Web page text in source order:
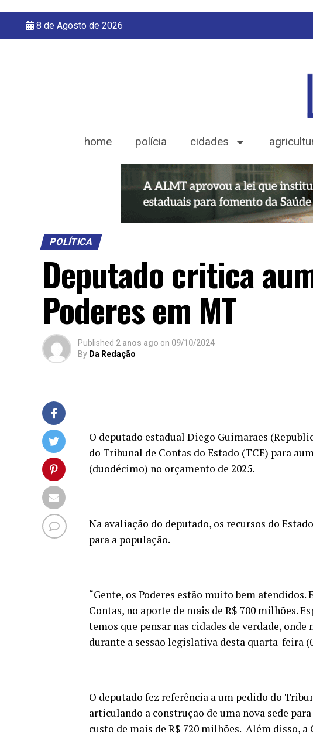
8 de Agosto de 2026
home polícia cidades
POLÍTICA
Deputado critica
Poderes em MT
Published 2 anos ago on 09/10/2024
By Da Redação
O deputado estadual Diego Guimarães
do Tribunal de Contas do Estado (TCE) para
(duodécimo) no orçamento de 2025.
Na avaliação do deputado, os recursos do
para a população.
“Gente, os Poderes estão muito bem
Contas, no aporte de mais de R$ 700 milhões.
temos que pensar nas cidades de verdade,
durante a sessão legislativa desta quarta-feira
O deputado fez referência a um pedido do
articulando a construção de uma nova sede
custo de mais de R$ 720 milhões. Além disso,